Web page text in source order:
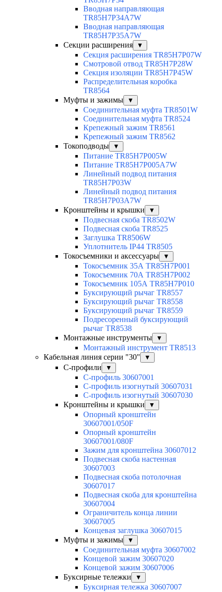
Вводная направляющая
TR85H7P34A7W
Вводная направляющая
TR85H7P35A7W
Секции расширения
▼
Секция расширения TR85H7P07W
Смотровой отвод TR85H7P28W
Секция изоляции TR85H7P45W
Распределительная коробка
TR8564
Муфты и зажимы
▼
Соединительная муфта TR8501W
Соединительная муфта TR8524
Крепежный зажим TR8561
Крепежный зажим TR8562
Токоподводы
▼
Питание TR85H7P005W
Питание TR85H7P005A7W
Линейный подвод питания
TR85H7P03W
Линейный подвод питания
TR85H7P03A7W
Кронштейны и крышки
▼
Подвесная скоба TR8502W
Подвесная скоба TR8525
Заглушка TR8506W
Уплотнитель IP44 TR8505
Токосъемники и аксессуары
▼
Токосъемник 35А TR85H7P001
Токосъемник 70А TR85H7P002
Токосъемник 105А TR85H7P010
Буксирующий рычаг TR8557
Буксирующий рычаг TR8558
Буксирующий рычаг TR8559
Подресоренный буксирующий
рычаг TR8538
Монтажные инструменты
▼
Монтажный инструмент TR8513
Кабельная линия серии "30"
▼
С-профили ▼
С-профиль 30607001
С-профиль изогнутый 30607031
С-профиль изогнутый 30607030
Кронштейны и крышки
▼
Опорный кронштейн
30607001/050F
Опорный кронштейн
30607001/080F
Зажим для кронштейна 30607012
Подвесная скоба настенная
30607003
Подвесная скоба потолочная
30607017
Подвесная скоба для кронштейна
30607004
Ограничитель конца линии
30607005
Концевая заглушка 30607015
Муфты и зажимы
▼
Соединительная муфта 30607002
Концевой зажим 30607020
Концевой зажим 30607006
Буксирные тележки
▼
Буксирная тележка 30607007